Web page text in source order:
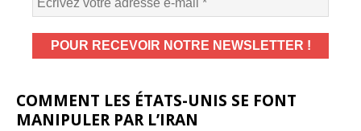
COMMENT LES ÉTATS-UNIS SE FONT
MANIPULER PAR L’IRAN